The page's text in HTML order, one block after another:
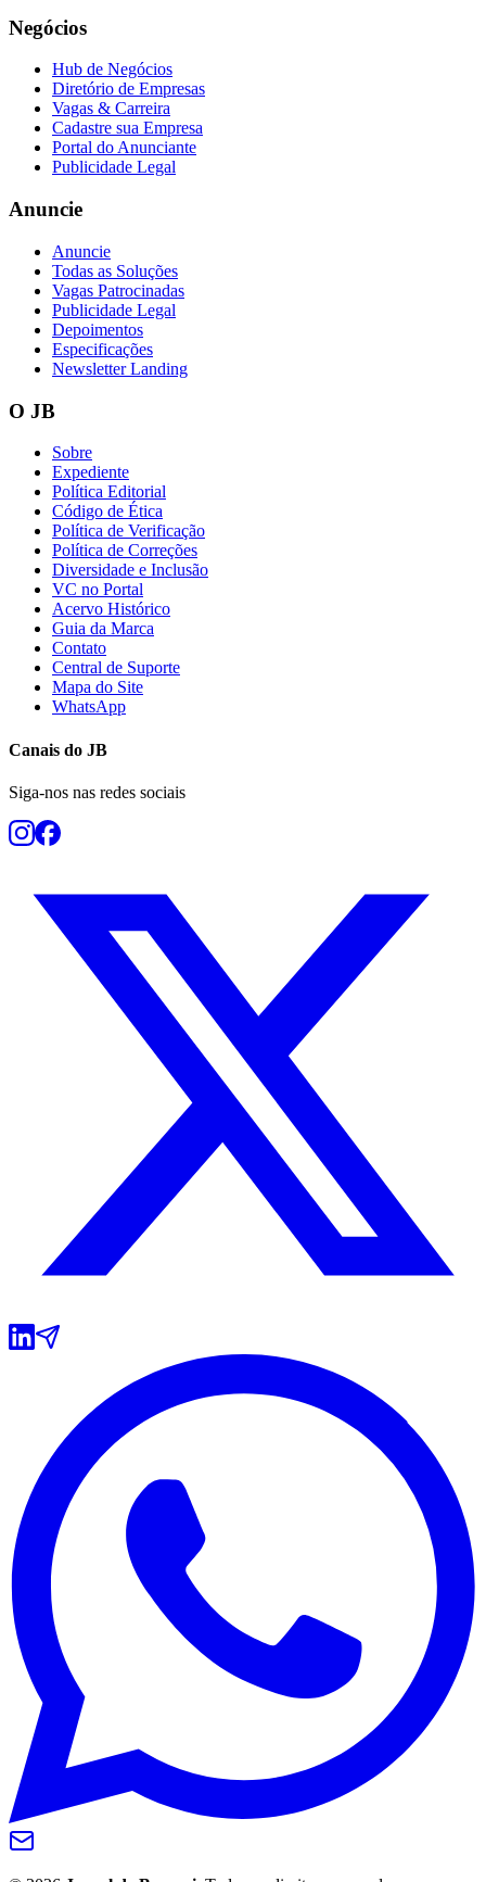
Negócios
Hub de Negócios
Diretório de Empresas
Vagas & Carreira
Cadastre sua Empresa
Portal do Anunciante
Publicidade Legal
Anuncie
Anuncie
Todas as Soluções
Vagas Patrocinadas
Publicidade Legal
Depoimentos
Especificações
Newsletter Landing
O JB
Sobre
Expediente
Política Editorial
Código de Ética
Política de Verificação
Política de Correções
Diversidade e Inclusão
VC no Portal
Acervo Histórico
Guia da Marca
Contato
Central de Suporte
Mapa do Site
WhatsApp
Canais do JB
Siga-nos nas redes sociais